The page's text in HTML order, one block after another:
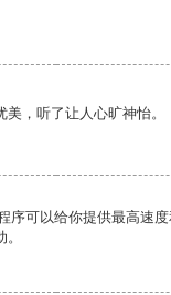
，听了让人心旷神怡。
序可以给你提供最高速